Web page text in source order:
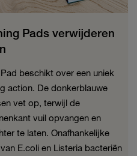
Pads verwijderen
beschikt over een uniek
action. De donkerblauwe
vet op, terwijl de
vuil opvangen en
te laten. Onafhankelijke
E.coli en Listeria bacteriën